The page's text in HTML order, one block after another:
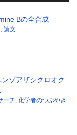
Bの全合成
論文
ゾアザシクロオク
ーチ 化学者のつぶやき